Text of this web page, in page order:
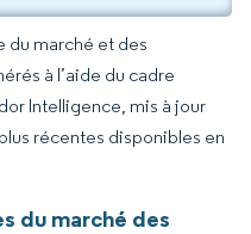
du marché et des
à l’aide du cadre
Intelligence, mis à jour
récentes disponibles en
du marché des